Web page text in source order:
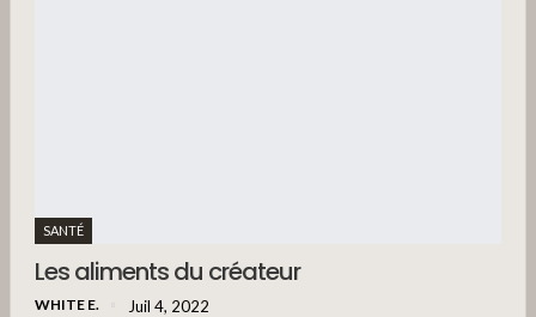
SANTÉ
Les aliments du créateur
WHITE E. Juil 4, 2022